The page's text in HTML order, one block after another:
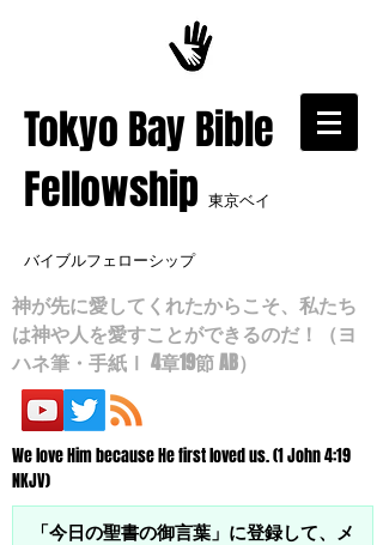
​Tokyo Bay Bible
Fellowship 東京ベイ
バイブルフェローシップ
神が先に愛してくれたからこそ、私たち
は神や人を愛すことができるのだ！（ヨ
ハネ筆・手紙Ⅰ 4章19節 AB）
We love Him because He first loved us. (1 John 4:19
NKJV)
「今日の聖書の御言葉」に登録して、メ